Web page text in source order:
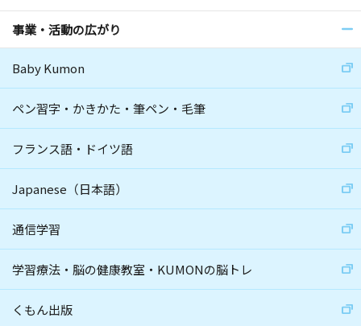
事業・活動の広がり
Baby Kumon
ペン習字・かきかた・筆ペン・毛筆
フランス語・ドイツ語
Japanese（日本語）
通信学習
学習療法・脳の健康教室・KUMONの脳トレ
くもん出版